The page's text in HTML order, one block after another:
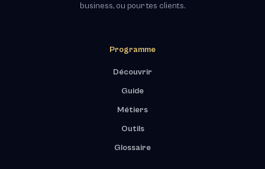
business, ou pour tes clients.
Programme
Découvrir
Guide
Métiers
Outils
Glossaire